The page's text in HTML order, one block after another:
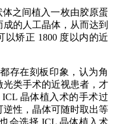
之间植入一枚由胶原蛋
成的人工晶体，从而达到
矫正 1800 度以内的近
存在刻板印象，认为角
类手术的近视患者，才
晶体植入术的手术过
性，晶体可随时取出等